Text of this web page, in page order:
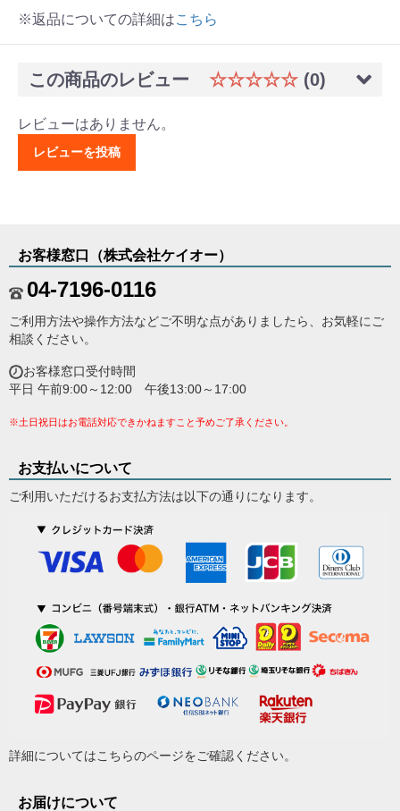
※返品についての詳細はこちら
この商品のレビュー ☆☆☆☆☆ (0)
レビューはありません。
レビューを投稿
お客様窓口（株式会社ケイオー）
04-7196-0116
ご利用方法や操作方法などご不明な点がありましたら、お気軽にご
相談ください。
お客様窓口受付時間
平日 午前9:00～12:00 午後13:00～17:00
※土日祝日はお電話対応できかねますこと予めご了承ください。
お支払いについて
ご利用いただけるお支払方法は以下の通りになります。
詳細についてはこちらのページをご確認ください。
お届けについて